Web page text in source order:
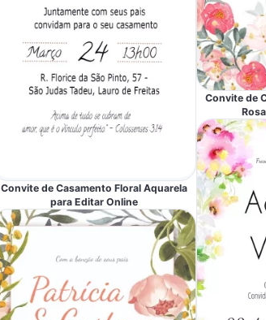
Convite de Casamento Floral Aquarela
para Editar Online
Convite de